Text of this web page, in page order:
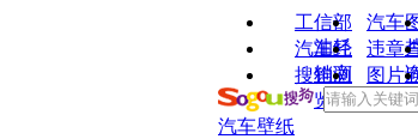
工信部
油耗
汽车
汽车经
销商
违章
搜狗浏
览器
图片
赏
汽车壁纸